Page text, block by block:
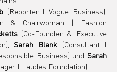
& Chairwoman | Fashion
(Co-Founder & Executive
Sarah Blank (Consultant I
Business) und Sarah
I Laudes Foundation).